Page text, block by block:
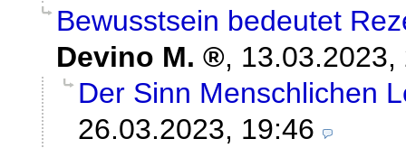
Bewusstsein bedeutet
Devino M.
, 13.03.2023,
Der Sinn Menschlichen
26.03.2023, 19:46